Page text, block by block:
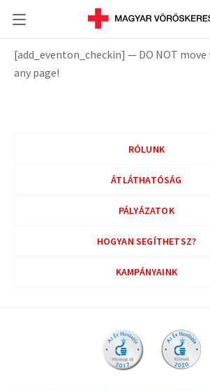
[add_eventon_checkin] — DO NOT
any page!
RÓLUNK
ÁTLÁTHATÓSÁG
PÁLYÁZATOK
HOGYAN SEGÍTHETSZ?
KAMPÁNYAINK